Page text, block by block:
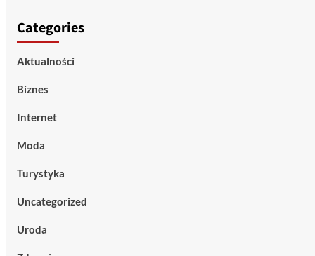
Categories
Aktualności
Biznes
Internet
Moda
Turystyka
Uncategorized
Uroda